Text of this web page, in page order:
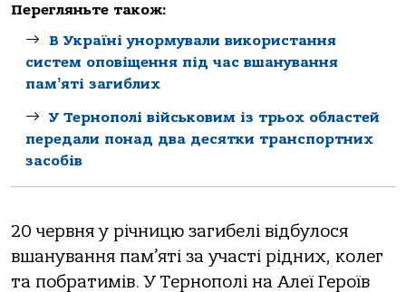
Перегляньте також:
В Україні унормували використання
систем оповіщення під час вшанування
памʼяті загиблих
У Тернополі військовим із трьох областей
передали понад два десятки транспортних
засобів
20 червня у річницю загибелі відбулося
вшанування пам’яті за участі рідних, колег
та побратимів. У Тернополі на Алеї Героїв